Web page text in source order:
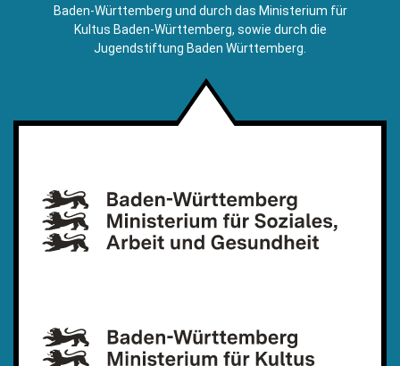
Baden-Württemberg und durch das Ministerium für
Kultus Baden-Württemberg, sowie durch die
Jugendstiftung Baden Württemberg.